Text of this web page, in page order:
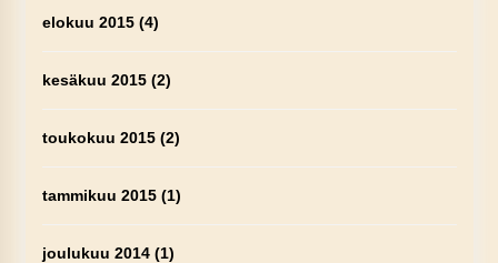
elokuu 2015(4)
kesäkuu 2015(2)
toukokuu 2015(2)
tammikuu 2015(1)
joulukuu 2014(1)